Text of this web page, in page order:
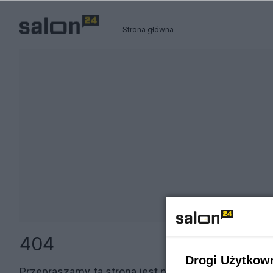
Strona główna
404
Drogi